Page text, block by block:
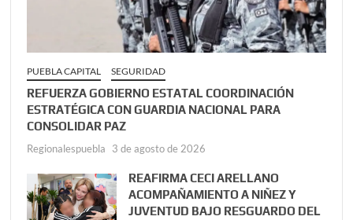
PUEBLA CAPITAL SEGURIDAD
REFUERZA GOBIERNO ESTATAL COORDINACIÓN
ESTRATÉGICA CON GUARDIA NACIONAL PARA
CONSOLIDAR PAZ
Regionalespuebla 3 de agosto de 2026
REAFIRMA CECI ARELLANO
ACOMPAÑAMIENTO A NIÑEZ Y
JUVENTUD BAJO RESGUARDO DEL